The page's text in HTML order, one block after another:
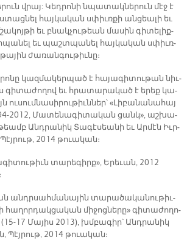
վրայ: Կեդ­րո­նի նպա­տակ­նե­րուն մէջ է
հայ­կա­կան սփիւռ­քի ան­ցեա­լի եւ
եւ բնակ­չու­թեան մա­սին գի­տե­լիք­
եւ պաշտ­պա­նել հայ­կա­կան սփիւռ­
ժա­ռան­գու­թիւ­նը։
կազ­մա­կեր­պած է հա­յա­գի­տու­թան նիւ­
գի­տա­ժո­ղով եւ հրա­տա­րա­կած է ե­րեք կա­
ու­սում­նա­սի­րու­թիւն­ներ՝ «Լի­բա­նա­նա­հայ
2012, Մա­տե­նա­գի­տա­կան ցան­կ», աշ­խա­
Անդ­րա­նիկ Տա­գէ­սեա­նի եւ Ար­մէն Իւր­
2014 թուական։
տա­րե­գիր­ք», Ե­րե­ւան, 2012
անդր­սահ­մա­նա­յին տա­րա­ծա­կա­նու­թիւ­
հա­ղոր­դակ­ցա­կան մի­ջոց­նե­րը» գի­տա­ժո­ղո­
(15-17 Մա­յիս 2013), խմբա­գիր՝ Անդ­րա­նիկ
Պէյ­րութ, 2014 թուական։